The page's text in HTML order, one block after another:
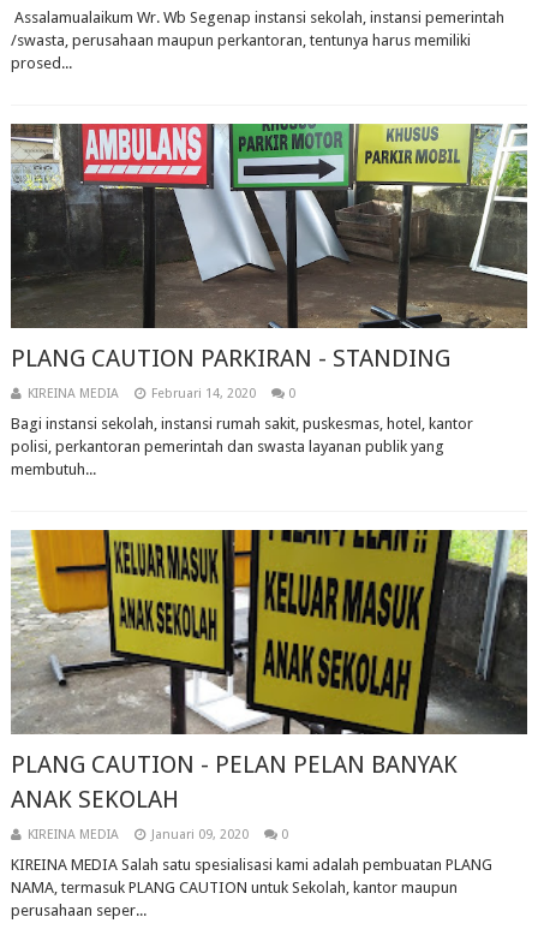
Assalamualaikum Wr. Wb Segenap instansi sekolah, instansi pemerintah
/swasta, perusahaan maupun perkantoran, tentunya harus memiliki
prosed...
PLANG CAUTION PARKIRAN - STANDING
KIREINA MEDIA Februari 14, 2020 0
Bagi instansi sekolah, instansi rumah sakit, puskesmas, hotel, kantor
polisi, perkantoran pemerintah dan swasta layanan publik yang
membutuh...
PLANG CAUTION - PELAN PELAN BANYAK
ANAK SEKOLAH
KIREINA MEDIA Januari 09, 2020 0
KIREINA MEDIA Salah satu spesialisasi kami adalah pembuatan PLANG
NAMA, termasuk PLANG CAUTION untuk Sekolah, kantor maupun
perusahaan seper...